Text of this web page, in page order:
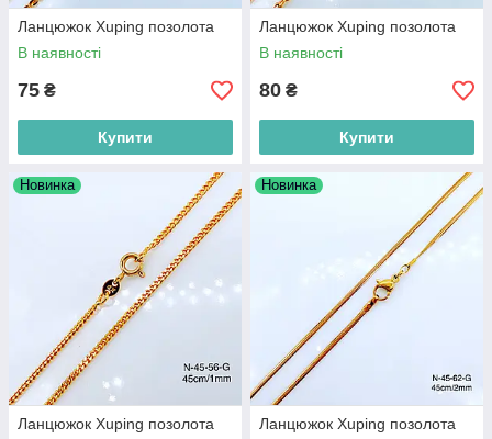
Ланцюжок Xuping позолота
В наявності
75 ₴
Купити
Ланцюжок Xuping позолота
В наявності
80 ₴
Купити
Новинка
Ланцюжок Xuping позолота
Новинка
Ланцюжок Xuping позолота